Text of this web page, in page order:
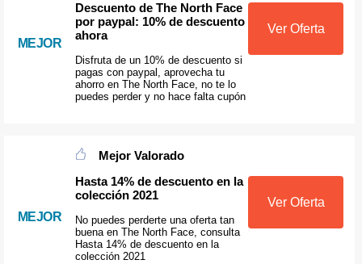
MEJOR
Descuento de The North Face
por paypal: 10% de descuento
ahora
Disfruta de un 10% de descuento si
pagas con paypal, aprovecha tu
ahorro en The North Face, no te lo
puedes perder y no hace falta cupón
Ver Oferta
MEJOR
Mejor Valorado
Hasta 14% de descuento en la
colección 2021
No puedes perderte una oferta tan
buena en The North Face, consulta
Hasta 14% de descuento en la
colección 2021
Ver Oferta